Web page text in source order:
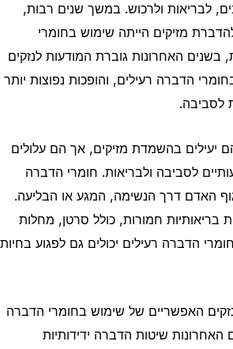
לבריאות ולרכוש. במשך שנים רבות,
מזיקים הייתה שימוש בחומרי
בשנים האחרונות גוברת המודעות לנזקים
הדברה רעילים, והופכות נפוצות יותר
לסביבה.
יעילים בהשמדת מזיקים, אך הם עלולים
לסביבה ולבריאות. חומרי הדברה
האדם דרך הנשימה, המגע או הבליעה.
בריאותיות חמורות, כולל סרטן, מחלות
חומרי הדברה רעילים יכולים גם לפגוע בחיות
האפשריים של שימוש בחומרי הדברה
שיטות הדברה ידידותיות